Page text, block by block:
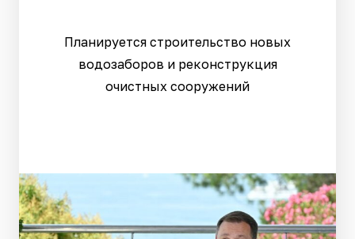
Планируется строительство новых
водозаборов и реконструкция
очистных сооружений